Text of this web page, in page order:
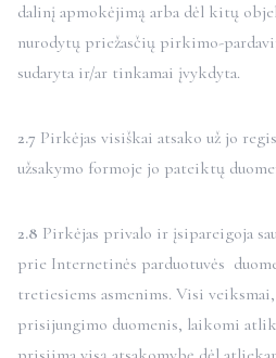
dalinį apmokėjimą arba dėl kitų
nurodytų priežasčių pirkimo-
sudaryta ir/ar tinkamai įvykdyta.
2.7 Pirkėjas visiškai atsako už jo
užsakymo formoje jo pateiktų
2.8 Pirkėjas privalo ir įsipareigoja
prie Internetinės parduotuvės
tretiesiems asmenims. Visi
prisijungimo duomenis, laikomi